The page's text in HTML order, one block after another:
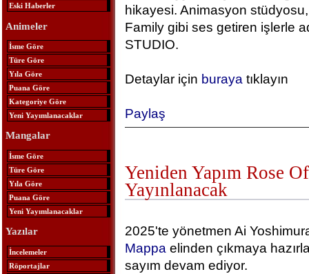
Eski Haberler
Animeler
İsme Göre
Türe Göre
Yıla Göre
Puana Göre
Kategoriye Göre
Yeni Yayımlanacaklar
Mangalar
İsme Göre
Türe Göre
Yıla Göre
Puana Göre
Yeni Yayımlanacaklar
Yazılar
İncelemeler
Röportajlar
hikayesi. Animasyon
Family gibi ses getiren işlerle
STUDIO.
Detaylar için buraya tıklayın
Paylaş
Yeniden Yapım Rose
Yayınlanacak
2025'te yönetmen Ai
Mappa elinden çıkmaya
sayım devam ediyor.